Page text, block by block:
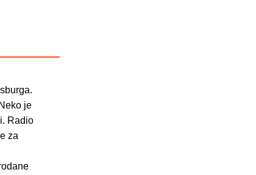
je
Radio
za